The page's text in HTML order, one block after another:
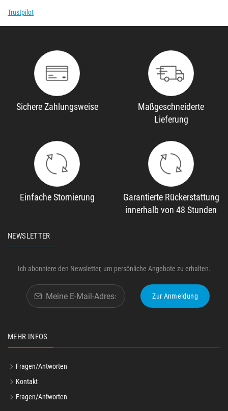
Trustpilot
Sichere Zahlungsweise
Maßgeschneiderte
Lieferung
Einfache Stornierung
Garantierte Rückerstattung
innerhalb von 48 Stunden
NEWSLETTER
Ich abonniere den Newsletter, um persönliche Angebote zu erhalten.
Zur Anmeldung
MEHR INFOS
Fragen/Antworten
Kontakt
Fragen/Antworten